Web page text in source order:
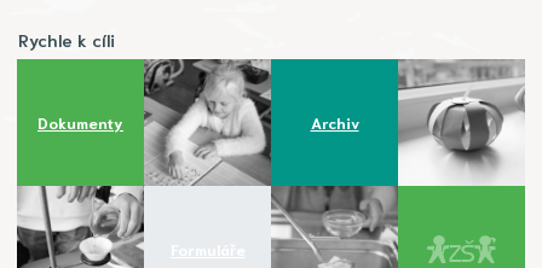
Rychle k cíli
Dokumenty Archiv